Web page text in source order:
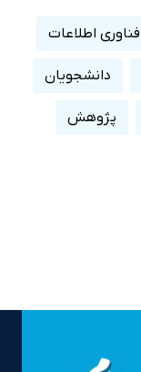
فناوری اطلاعات
دانشجویان
پژوهش